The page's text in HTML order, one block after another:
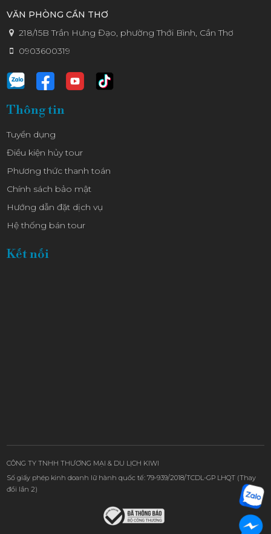
KIWI
VĂN PHÒNG CẦN THƠ
218/15B Trần Hưng Đạo, phường Thới Bình, Cần Thơ
0903600319
Thông tin
Tuyển dụng
Điều kiện hủy tour
Phương thức thanh toán
Chính sách bảo mật
Hướng dẫn đặt dịch vụ
Hệ thống bán tour
Kết nối
CÔNG TY TNHH THƯƠNG MẠI & DU LỊCH KIWI
Số giấy phép kinh doanh lữ hành quốc tế: 79-939/2018/TCDL-GP LHQT (Thay
đổi lần 2)